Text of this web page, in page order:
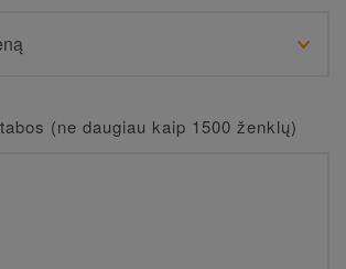
(ne daugiau kaip 1500 ženklų)